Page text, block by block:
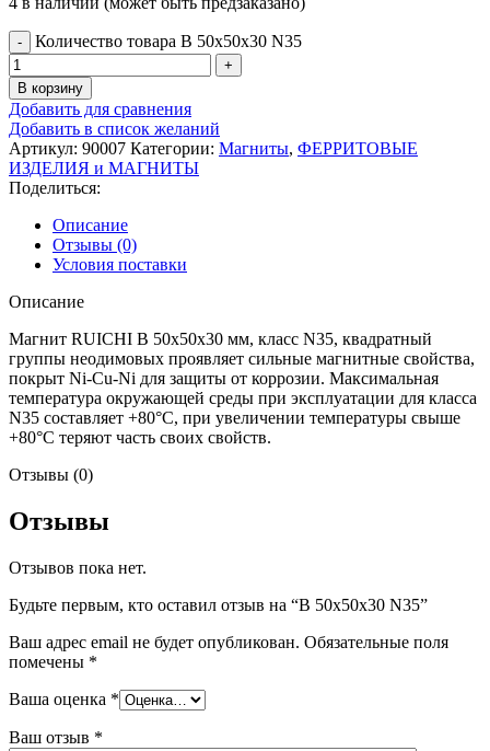
Количество товара B 50x50x30 N35
В корзину
Добавить для сравнения
Добавить в список желаний
Артикул: 90007 Категории: Магниты, ФЕРРИТОВЫЕ
ИЗДЕЛИЯ и МАГНИТЫ
Поделиться:
Описание
Отзывы (0)
Условия поставки
Описание
Магнит RUICHI B 50x50x30 мм, класс N35, квадратный
группы неодимовых проявляет сильные магнитные свойства,
покрыт Ni-Cu-Ni для защиты от коррозии. Максимальная
температура окружающей среды при эксплуатации для класса
N35 составляет +80°C, при увеличении температуры свыше
+80°C теряют часть своих свойств.
Отзывы (0)
Отзывы
Отзывов пока нет.
Будьте первым, кто оставил отзыв на “B 50x50x30 N35”
Ваш адрес email не будет опубликован. Обязательные поля
помечены *
Ваша оценка *
Ваш отзыв *